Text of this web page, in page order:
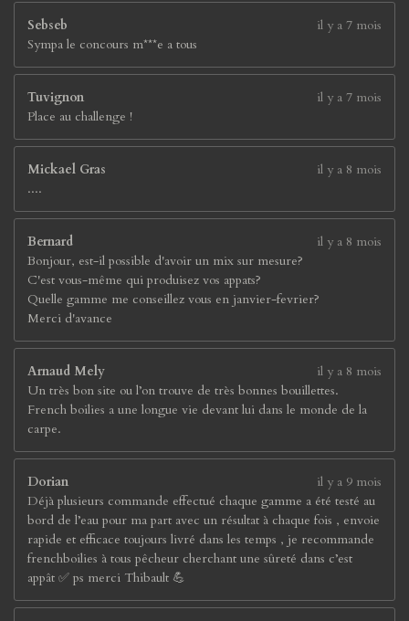
Sebseb
il y a 7 mois
Sympa le concours m***e a tous
Tuvignon
il y a 7 mois
Place au challenge !
Mickael Gras
il y a 8 mois
....
Bernard
il y a 8 mois
Bonjour, est-il possible d'avoir un mix sur mesure?
C'est vous-même qui produisez vos appats?
Quelle gamme me conseillez vous en janvier-fevrier?
Merci d'avance
Arnaud Mely
il y a 8 mois
Un très bon site ou l’on trouve de très bonnes bouillettes.
French boilies a une longue vie devant lui dans le monde de la
carpe.
Dorian
il y a 9 mois
Déjà plusieurs commande effectué chaque gamme a été testé au
bord de l’eau pour ma part avec un résultat à chaque fois , envoie
rapide et efficace toujours livré dans les temps , je recommande
frenchboilies à tous pêcheur cherchant une sûreté dans c’est
appât ✅ ps merci Thibault 💪